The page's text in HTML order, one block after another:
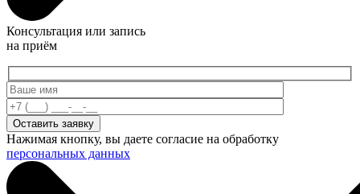
Консультация или запись
на приём
Нажимая кнопку, вы даете согласие на обработку
персональных данных